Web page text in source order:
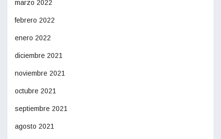
marzo 2022
febrero 2022
enero 2022
diciembre 2021
noviembre 2021
octubre 2021
septiembre 2021
agosto 2021